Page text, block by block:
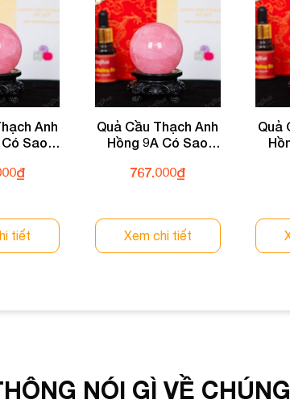
Anh
Sao
₫
tiết
Quả Cầu Thạch Anh
Hồng 9A Có Sao
0,21
767.000₫
Xem chi tiết
Quả
NÓI GÌ VỀ